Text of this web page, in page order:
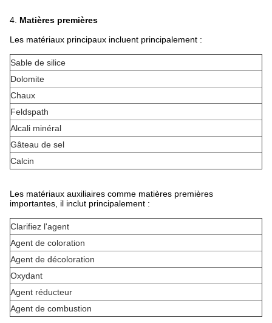
4. Matières premières
Les matériaux principaux incluent principalement :
Sable de silice
Dolomite
Chaux
Feldspath
Alcali minéral
Gâteau de sel
Calcin
Les matériaux auxiliaires comme matières premières
importantes, il inclut principalement :
Clarifiez l'agent
Agent de coloration
Agent de décoloration
Oxydant
Agent réducteur
Agent de combustion